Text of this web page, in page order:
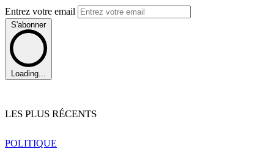
Entrez votre email
S'abonner
Loading...
LES PLUS RÉCENTS
POLITIQUE